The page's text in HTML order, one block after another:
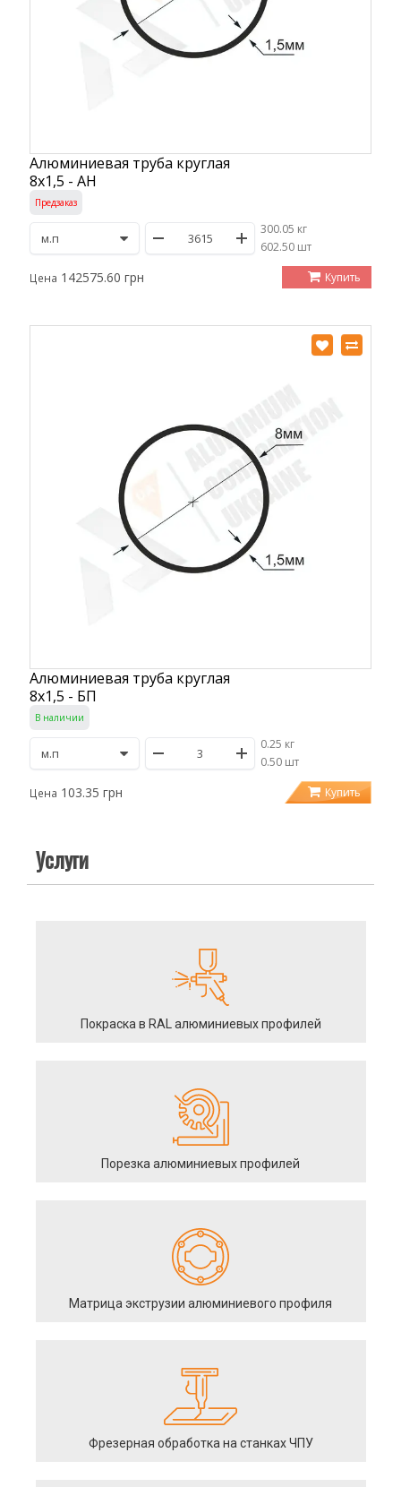
Алюминиевая труба круглая
8х1,5 - АН
Предзаказ
300.05 кг
/602.50 шт
Цена 142575.60 грн Купить
Алюминиевая труба круглая
8х1,5 - БП
В наличии
0.25 кг
/0.50 шт
Цена 103.35 грн Купить
Услуги
Покраска в RAL алюминиевых профилей
Порезка алюминиевых профилей
Матрица экструзии алюминиевого профиля
Фрезерная обработка на станках ЧПУ